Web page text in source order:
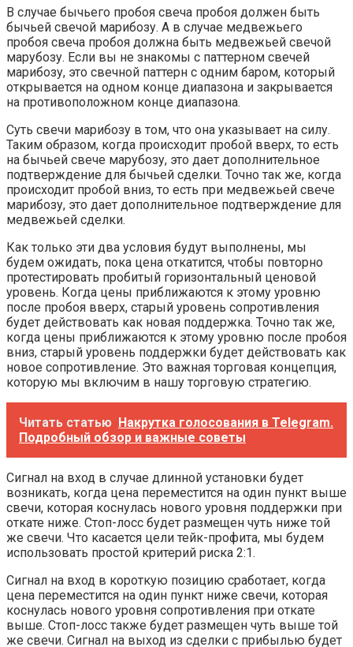
В случае бычьего пробоя свеча пробоя должен быть
бычьей свечой марибозу. А в случае медвежьего
пробоя свеча пробоя должна быть медвежьей свечой
марубозу. Если вы не знакомы с паттерном свечей
марибозу, это свечной паттерн с одним баром, который
открывается на одном конце диапазона и закрывается
на противоположном конце диапазона.
Суть свечи марибозу в том, что она указывает на силу.
Таким образом, когда происходит пробой вверх, то есть
на бычьей свече марубозу, это дает дополнительное
подтверждение для бычьей сделки. Точно так же, когда
происходит пробой вниз, то есть при медвежьей свече
марибозу, это дает дополнительное подтверждение для
медвежьей сделки.
Как только эти два условия будут выполнены, мы
будем ожидать, пока цена откатится, чтобы повторно
протестировать пробитый горизонтальный ценовой
уровень. Когда цены приближаются к этому уровню
после пробоя вверх, старый уровень сопротивления
будет действовать как новая поддержка. Точно так же,
когда цены приближаются к этому уровню после пробоя
вниз, старый уровень поддержки будет действовать как
новое сопротивление. Это важная торговая концепция,
которую мы включим в нашу торговую стратегию.
Читать статью Накрутка голосования в Telegram.
Подробный обзор и важные советы
Сигнал на вход в случае длинной установки будет
возникать, когда цена переместится на один пункт выше
свечи, которая коснулась нового уровня поддержки при
откате ниже. Стоп-лосс будет размещен чуть ниже той
же свечи. Что касается цели тейк-профита, мы будем
использовать простой критерий риска 2:1.
Сигнал на вход в короткую позицию сработает, когда
цена переместится на один пункт ниже свечи, которая
коснулась нового уровня сопротивления при откате
выше. Стоп-лосс также будет размещен чуть выше той
же свечи. Сигнал на выход из сделки с прибылью будет